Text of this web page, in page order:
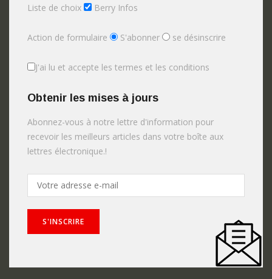
Liste de choix Berry Infos
Action de formulaire S'abonner se désinscrire
J'ai lu et accepte les termes et les conditions
Obtenir les mises à jours
Abonnez-vous à notre lettre d'information pour
recevoir les meilleurs articles dans votre boîte aux
lettres électronique.!